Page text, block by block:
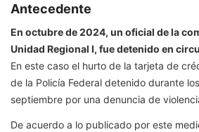
Antecedente
En octubre de 2024, un oficial de la
Unidad Regional I, fue detenido en
En este caso el hurto de la tarjeta de
de la Policía Federal detenido durante
septiembre por una denuncia de
De acuerdo a lo publicado por este